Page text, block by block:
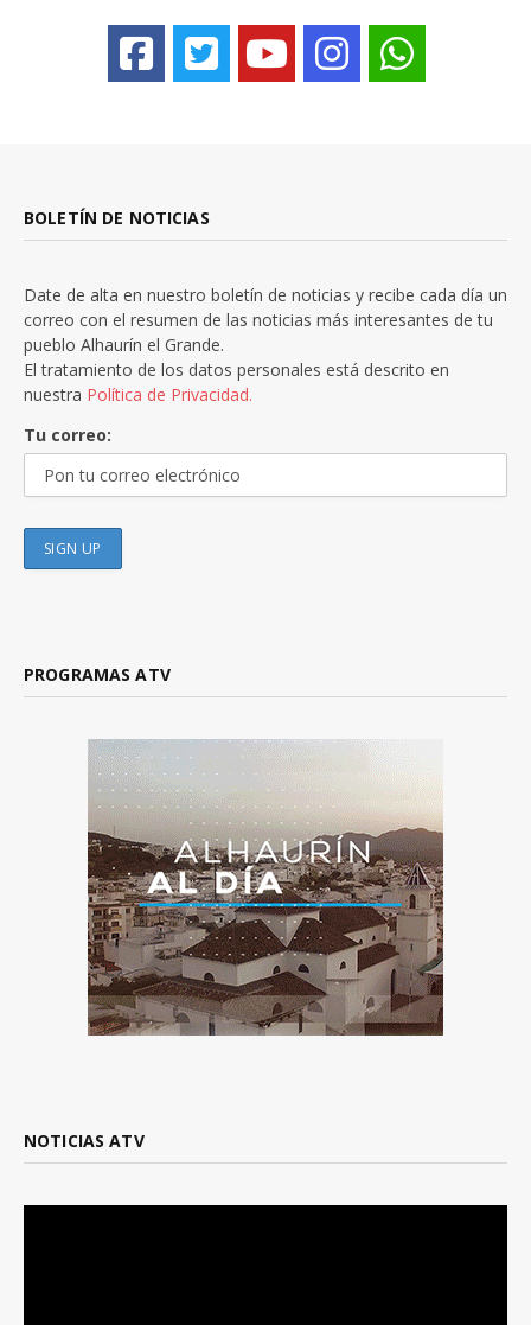
BOLETÍN DE NOTICIAS
Date de alta en nuestro boletín de noticias y recibe cada día un
correo con el resumen de las noticias más interesantes de tu
pueblo Alhaurín el Grande.
El tratamiento de los datos personales está descrito en
nuestra Política de Privacidad.
Tu correo:
PROGRAMAS ATV
NOTICIAS ATV